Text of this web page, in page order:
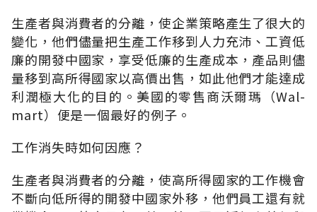
生產者與消費者的分離，使企業策略產生了很大的
變化，他們儘量把生產工作移到人力充沛、工資低
廉的開發中國家，享受低廉的生產成本，產品則儘
量移到高所得國家以高價出售，如此他們才能達成
利潤極大化的目的。美國的零售商沃爾瑪（Wal-
mart）便是一個最好的例子。
工作消失時如何因應？
生產者與消費者的分離，使高所得國家的工作機會
不斷向低所得的開發中國家外移，他們員工還有就